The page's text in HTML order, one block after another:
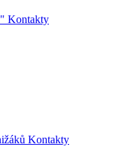
Kontakty
Kontakty